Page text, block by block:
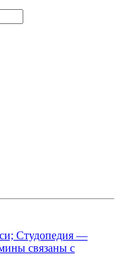
Студопедия —
связаны с